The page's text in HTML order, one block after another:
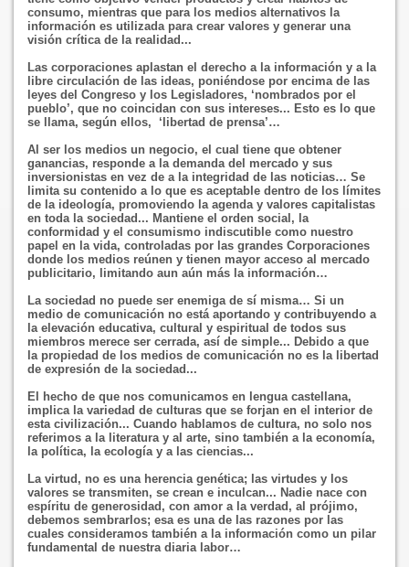
consumo, mientras que para los medios alternativos la
información es utilizada para crear valores y generar una
visión crítica de la realidad...
Las corporaciones aplastan el derecho a la información y a la
libre circulación de las ideas, poniéndose por encima de las
leyes del Congreso y los Legisladores, ‘nombrados por el
pueblo’, que no coincidan con sus intereses... Esto es lo que
se llama, según ellos, ‘ libertad de prensa’…
Al ser los medios un negocio, el cual tiene que obtener
ganancias, responde a la demanda del mercado y sus
inversionistas en vez de a la integridad de las noticias… Se
limita su contenido a lo que es aceptable dentro de los límites
de la ideología, promoviendo la agenda y valores capitalistas
en toda la sociedad... Mantiene el orden social, la
conformidad y el consumismo indiscutible como nuestro
papel en la vida, controladas por las grandes Corporaciones
donde los medios reúnen y tienen mayor acceso al mercado
publicitario, limitando aun aún más la información…
La sociedad no puede ser enemiga de sí misma… Si un
medio de comunicación no está aportando y contribuyendo a
la elevación educativa, cultural y espiritual de todos sus
miembros merece ser cerrada, así de simple... Debido a que
la propiedad de los medios de comunicación no es la libertad
de expresión de la sociedad...
El hecho de que nos comunicamos en lengua castellana,
implica la variedad de culturas que se forjan en el interior de
esta civilización... Cuando hablamos de cultura, no solo nos
referimos a la literatura y al arte, sino también a la economía,
la política, la ecología y a las ciencias...
La virtud, no es una herencia genética; las virtudes y los
valores se transmiten, se crean e inculcan... Nadie nace con
espíritu de generosidad, con amor a la verdad, al prójimo,
debemos sembrarlos; esa es una de las razones por las
cuales consideramos también a la información como un pilar
fundamental de nuestra diaria labor…